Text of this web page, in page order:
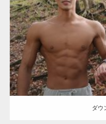
Update:
Category:公園のマッチョ その
ダウンロード
ダウ
TOKYO
で紹介さ…
NHK「所
た（6/8放